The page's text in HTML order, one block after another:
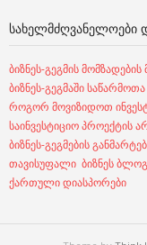
ᲡᲐᲮᲔᲚᲛᲫᲦᲕᲐᲜᲔᲚᲝᲔᲑᲘ
ბიზნეს-გეგმის
ბიზნეს-გეგმაში
როგორ მოვიზიდოთ
საინვესტიციო პროექტის
ბიზნეს-გეგმების
თავისუფალი ბიზნეს
ქართული დიასპორები